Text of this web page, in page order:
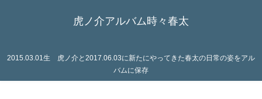
虎ノ介アルバム時々春太
2015.03.01生 虎ノ介と2017.06.03に新たにやってきた春太の日常の姿をアル
バムに保存